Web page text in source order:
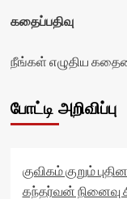
கதைப்பதிவு
நீங்கள் எழுதிய
போட்டி அறிவிப்பு
குவிகம் குறும்
கந்தர்வன் நினைவு